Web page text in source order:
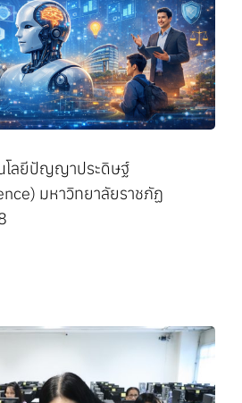
นโลยีปัญญาประดิษฐ์
มหาวิทยาลัยราชภัฏ